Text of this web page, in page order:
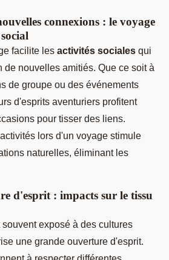
connexions : le voyage
facilite les activités sociales qui
de nouvelles amitiés. Que ce soit à
de groupe ou des événements
d'esprits aventuriers profitent
pour tisser des liens.
lors d'un voyage stimule
naturelles, éliminant les
d'esprit : impacts sur le tissu
exposé à des cultures
une grande ouverture d'esprit.